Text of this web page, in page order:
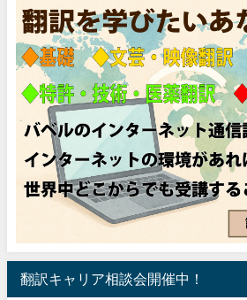
翻訳キャリア相談会開催中！